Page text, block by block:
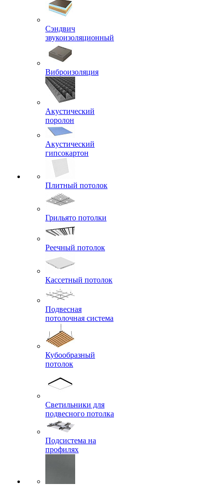
Сэндвич
звукоизоляционный
Виброизоляция
Акустический
поролон
Акустический
гипсокартон
Плитный потолок
Грильято потолки
Реечный потолок
Кассетный потолок
Подвесная
потолочная система
Кубообразный
потолок
Светильники для
подвесного потолка
Подсистема на
профилях